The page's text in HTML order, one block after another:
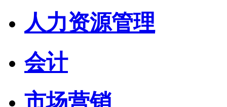
人力资源管理
会计
市场营销